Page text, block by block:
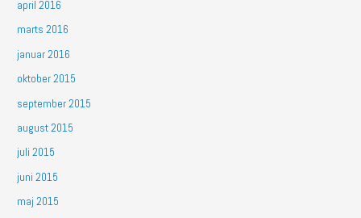
april 2016
marts 2016
januar 2016
oktober 2015
september 2015
august 2015
juli 2015
juni 2015
maj 2015